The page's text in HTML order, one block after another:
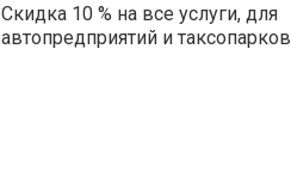
Скидка 10 % на все услуги, для
автопредприятий и таксопарков